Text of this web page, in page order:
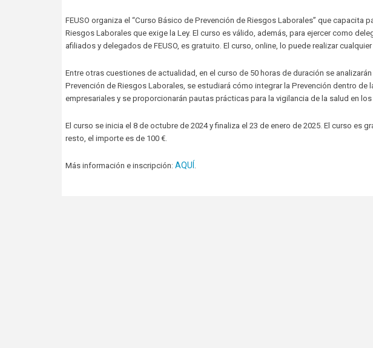
FEUSO organiza el “Curso Básico de Prevención de Riesgos Laborales” que capacita
Riesgos Laborales que exige la Ley. El curso es válido, además, para ejercer como
afiliados y delegados de FEUSO, es gratuito. El curso, online, lo puede realizar
Entre otras cuestiones de actualidad, en el curso de 50 horas de duración se
Prevención de Riesgos Laborales, se estudiará cómo integrar la Prevención dentro
empresariales y se proporcionarán pautas prácticas para la vigilancia de la salud en
El curso se inicia el 8 de octubre de 2024 y finaliza el 23 de enero de 2025. El curso es
resto, el importe es de 100 €.
Más información e inscripción: AQUÍ .